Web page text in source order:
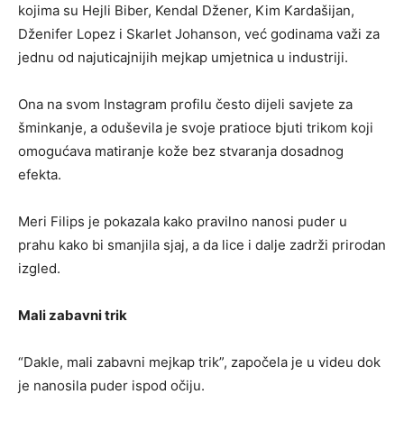
kojima su Hejli Biber, Kendal Džener, Kim Kardašijan,
Dženifer Lopez i Skarlet Johanson, već godinama važi za
jednu od najuticajnijih mejkap umjetnica u industriji.
Ona na svom Instagram profilu često dijeli savjete za
šminkanje, a oduševila je svoje pratioce bjuti trikom koji
omogućava matiranje kože bez stvaranja dosadnog
efekta.
Meri Filips je pokazala kako pravilno nanosi puder u
prahu kako bi smanjila sjaj, a da lice i dalje zadrži prirodan
izgled.
Mali zabavni trik
“Dakle, mali zabavni mejkap trik”, započela je u videu dok
je nanosila puder ispod očiju.